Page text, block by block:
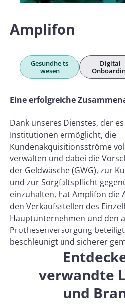
Amplifon
Gesundheits
wesen
Digital
Eine erfolgreiche
Dank unseres Dienstes, der
Institutionen ermöglicht, die
Kundenakquisitionsströme
verwalten und dabei die
der Geldwäsche (GWG), zur
und zur Sorgfaltspflicht
einzuhalten, hat Amplifon die
den Verkaufsstellen des
Hauptunternehmen und den
Prothesenversorgung
beschleunigt und sicherer
verwandte
und